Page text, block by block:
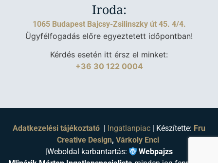
Iroda:
1065 Budapest Bajcsy-Zsilinszky út 45. 4/4.
Ügyfélfogadás előre egyeztetett időpontban!
Kérdés esetén itt érsz el minket:
+36 30 122 0004
Adatkezelési tájékoztató Ingatlanpiac | Készítette: Fru
Creative Design, Várkoly Enci
Weboldal karbantartás:
Webpajzs